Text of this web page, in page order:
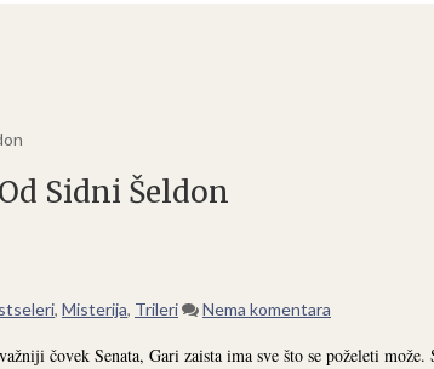
Sidni Šeldon
, Misterija, Trileri Nema komentara
čovek Senata, Gari zaista ima sve što se poželeti